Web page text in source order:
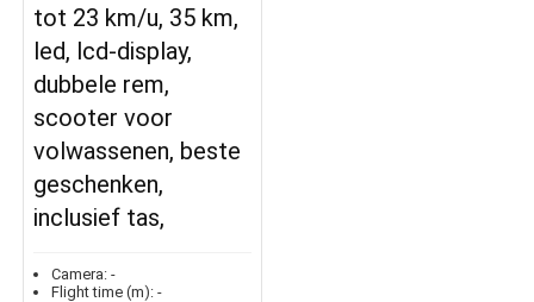
tot 23 km/u, 35 km,
led, lcd-display,
dubbele rem,
scooter voor
volwassenen, beste
geschenken,
inclusief tas,
Camera: -
Flight time (m): -